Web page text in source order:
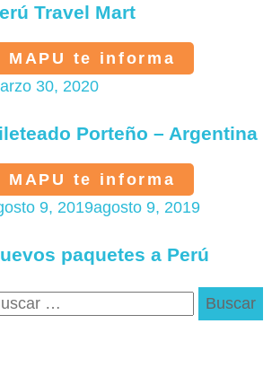
Travel Mart
MAPU te informa
30, 2020
Porteño – Argentina
MAPU te informa
9, 2019agosto 9, 2019
paquetes a Perú